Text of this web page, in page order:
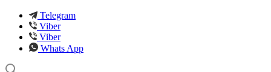
Telegram
Viber
Viber
Whats App